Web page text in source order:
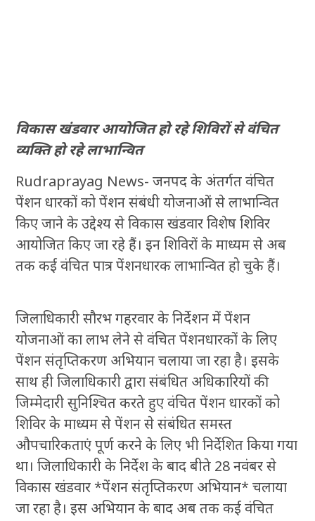
विकास खंडवार आयोजित हो रहे शिविरों से वंचित
व्यक्ति हो रहे लाभान्वित
Rudraprayag News- जनपद के अंतर्गत वंचित
पेंशन धारकों को पेंशन संबंधी योजनाओं से लाभान्वित
किए जाने के उद्देश्य से विकास खंडवार विशेष शिविर
आयोजित किए जा रहे हैं। इन शिविरों के माध्यम से अब
तक कई वंचित पात्र पेंशनधारक लाभान्वित हो चुके हैं।
जिलाधिकारी सौरभ गहरवार के निर्देशन में पेंशन
योजनाओं का लाभ लेने से वंचित पेंशनधारकों के लिए
पेंशन संतृप्तिकरण अभियान चलाया जा रहा है। इसके
साथ ही जिलाधिकारी द्वारा संबंधित अधिकारियों की
जिम्मेदारी सुनिश्चित करते हुए वंचित पेंशन धारकों को
शिविर के माध्यम से पेंशन से संबंधित समस्त
औपचारिकताएं पूर्ण करने के लिए भी निर्देशित किया गया
था। जिलाधिकारी के निर्देश के बाद बीते 28 नवंबर से
विकास खंडवार *पेंशन संतृप्तिकरण अभियान* चलाया
जा रहा है। इस अभियान के बाद अब तक कई वंचित